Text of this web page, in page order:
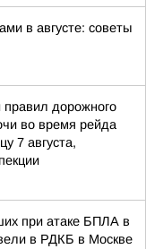
в августе: советы
дорожного
во время рейда
7 августа,
при атаке БПЛА в
в РДКБ в Москве